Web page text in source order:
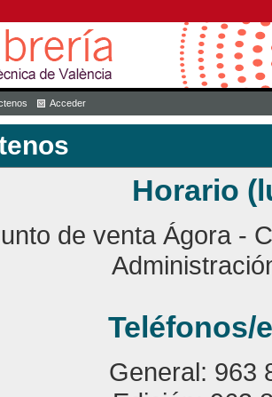
Acceder
Horario
de venta Ágora -
Teléfonos/
General: 963